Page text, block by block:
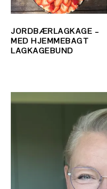
JORDBÆRLAGKAGE –
MED HJEMMEBAGT
LAGKAGEBUND
PRIMÆR